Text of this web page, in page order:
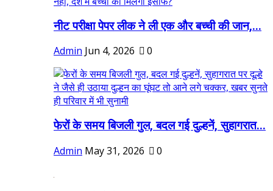
नीट परीक्षा पेपर लीक ने ली एक और बच्ची की जान,...
Admin Jun 4, 2026 0
फेरों के समय बिजली गुल, बदल गई दुल्हनें, सुहागरात...
Admin May 31, 2026 0